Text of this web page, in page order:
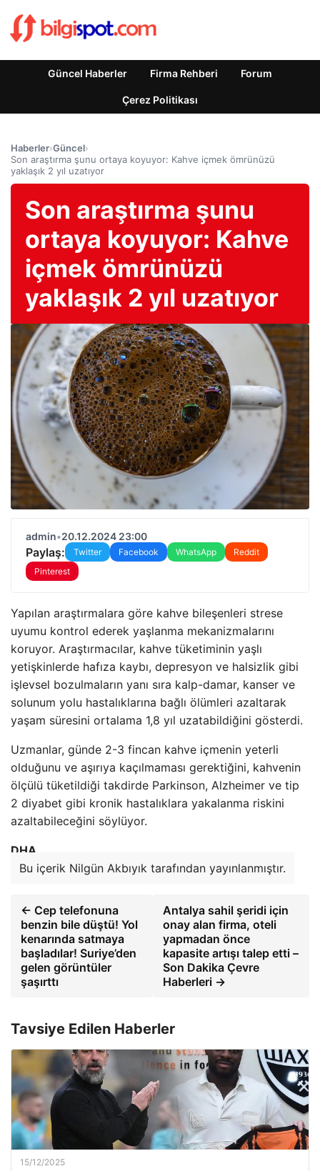
Güncel Haberler Firma Rehberi Forum
Çerez Politikası
Haberler›Güncel›
Son araştırma şunu ortaya koyuyor: Kahve içmek ömrünüzü
yaklaşık 2 yıl uzatıyor
Son araştırma şunu
ortaya koyuyor: Kahve
içmek ömrünüzü
yaklaşık 2 yıl uzatıyor
admin•20.12.2024 23:00
Paylaş: Twitter Facebook WhatsApp
Reddit
Pinterest
Yapılan araştırmalara göre kahve bileşenleri strese
uyumu kontrol ederek yaşlanma mekanizmalarını
koruyor. Araştırmacılar, kahve tüketiminin yaşlı
yetişkinlerde hafıza kaybı, depresyon ve halsizlik gibi
işlevsel bozulmaların yanı sıra kalp-damar, kanser ve
solunum yolu hastalıklarına bağlı ölümleri azaltarak
yaşam süresini ortalama 1,8 yıl uzatabildiğini gösterdi.
Uzmanlar, günde 2-3 fincan kahve içmenin yeterli
olduğunu ve aşırıya kaçılmaması gerektiğini, kahvenin
ölçülü tüketildiği takdirde Parkinson, Alzheimer ve tip
2 diyabet gibi kronik hastalıklara yakalanma riskini
azaltabileceğini söylüyor.
DHA
Bu içerik Nilgün Akbıyık tarafından yayınlanmıştır.
← Cep telefonuna
benzin bile düştü! Yol
kenarında satmaya
başladılar! Suriye’den
gelen görüntüler
şaşırttı
Antalya sahil şeridi için
onay alan firma, oteli
yapmadan önce
kapasite artışı talep etti –
Son Dakika Çevre
Haberleri →
Tavsiye Edilen Haberler
15/12/2025